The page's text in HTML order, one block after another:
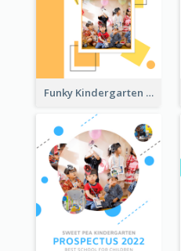
Funky Kindergarten Prospectus